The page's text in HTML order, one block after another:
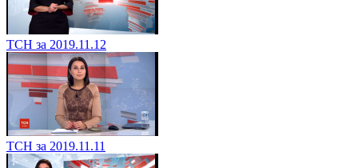
ТСН за 2019.11.12
ТСН за 2019.11.11